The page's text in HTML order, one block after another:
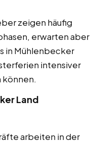
zeigen häufig
erwarten aber
in Mühlenbecker
intensiver
Land
arbeiten in der